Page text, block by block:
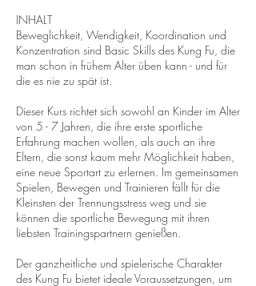
INHALT
Beweglichkeit, Wendigkeit, Koordination und
Konzentration sind Basic Skills des Kung Fu, die
man schon in frühem Alter üben kann - und für
die es nie zu spät ist.
Dieser Kurs richtet sich sowohl an Kinder im Alter
von 5 - 7 Jahren, die ihre erste sportliche
Erfahrung machen wollen, als auch an ihre
Eltern, die sonst kaum mehr Möglichkeit haben,
eine neue Sportart zu erlernen. Im gemeinsamen
Spielen, Bewegen und Trainieren fällt für die
Kleinsten der Trennungsstress weg und sie
können die sportliche Bewegung mit ihren
liebsten Trainingspartnern genießen.
Der ganzheitliche und spielerische Charakter
des Kung Fu bietet ideale Voraussetzungen, um